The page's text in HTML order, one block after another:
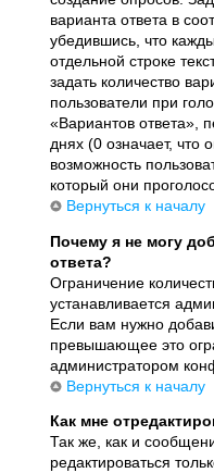
варианта ответа в
убедившись, что
отдельной строке
задать количество
пользователи при
«Вариантов ответа»,
днях (0 означает, что
возможность
который они
Вернуться к началу
Почему я не могу
ответа?
Ограничение
устанавливается
Если вам нужно
превышающее это
администратором
Вернуться к началу
Как мне
Так же, как и
редактироваться